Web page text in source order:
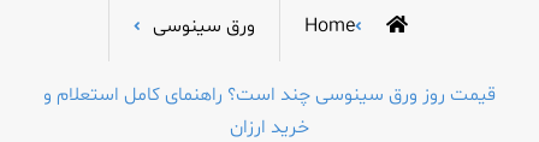
Home ورق سینوسی
قیمت روز ورق سینوسی چند است؟ راهنمای کامل استعلام و
خرید ارزان